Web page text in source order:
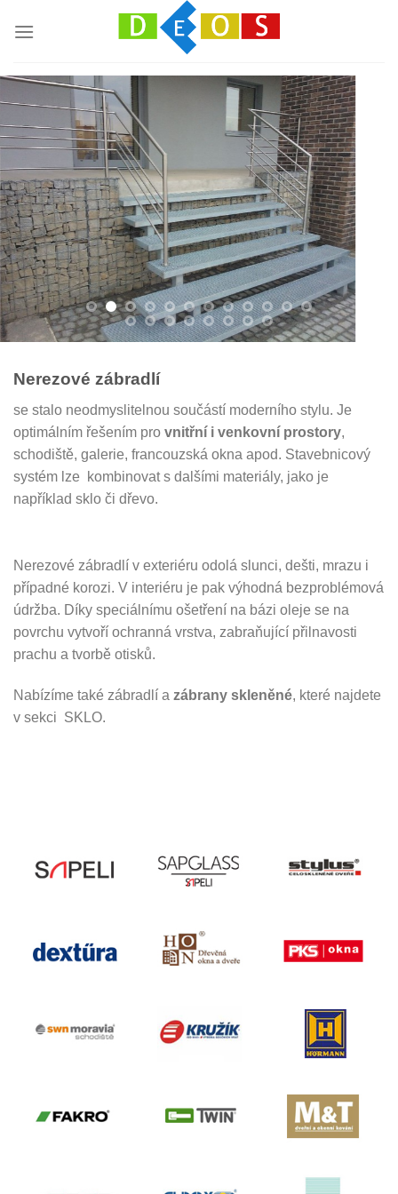
na
Nerezové zábradlí
se stalo neodmyslitelnou součástí moderního stylu. Je
optimálním řešením pro vnitřní i venkovní prostory,
schodiště, galerie, francouzská okna apod. Stavebnicový
systém lze kombinovat s dalšími materiály, jako je
například sklo či dřevo.
Nerezové zábradlí v exteriéru odolá slunci, dešti, mrazu i
případné korozi. V interiéru je pak výhodná bezproblémová
údržba. Díky speciálnímu ošetření na bázi oleje se na
povrchu vytvoří ochranná vrstva, zabraňující přilnavosti
prachu a tvorbě otisků.
Nabízíme také zábradlí a zábrany skleněné, které najdete
v sekci SKLO.